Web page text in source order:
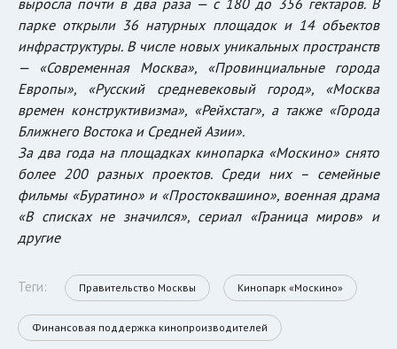
парке открыли 36 натурных площадок и 14 объектов
инфраструктуры. В числе новых уникальных пространств
— «Современная Москва», «Провинциальные города
Европы», «Русский средневековый город», «Москва
времен конструктивизма», «Рейхстаг», а также «Города
Ближнего Востока и Средней Азии».
За два года на площадках кинопарка «Москино» снято
более 200 разных проектов. Среди них – семейные
фильмы «Буратино» и «Простоквашино», военная драма
«В списках не значился», сериал «Граница миров» и
другие
Теги: Правительство Москвы Кинопарк «Москино»
Финансовая поддержка кинопроизводителей